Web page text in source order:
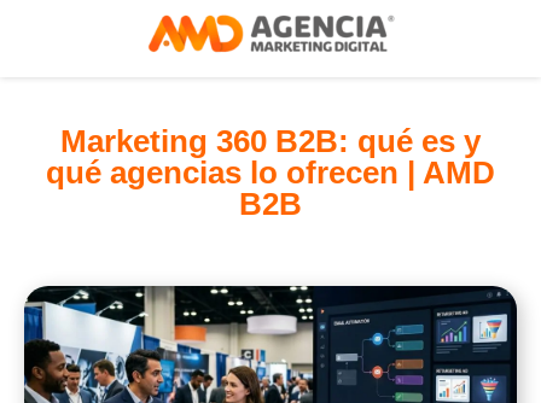
Marketing 360 B2B: qué es y
qué agencias lo ofrecen | AMD
B2B